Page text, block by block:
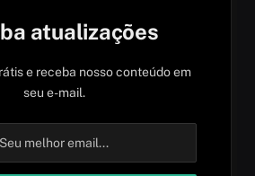
atualizações
e receba nosso conteúdo em
seu e-mail.